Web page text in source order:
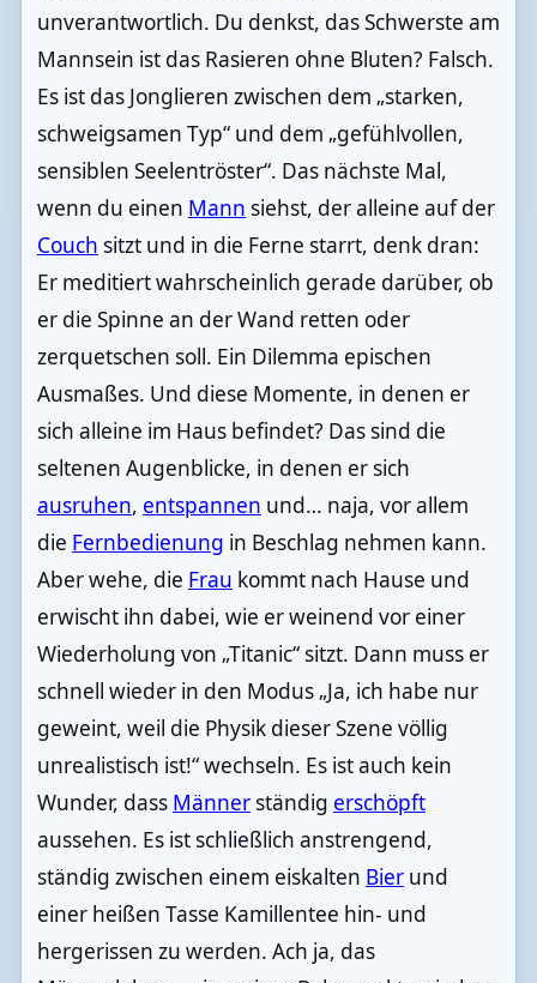
unverantwortlich. Du denkst, das Schwerste am
Mannsein ist das Rasieren ohne Bluten? Falsch.
Es ist das Jonglieren zwischen dem „starken,
schweigsamen Typ“ und dem „gefühlvollen,
sensiblen Seelentröster“. Das nächste Mal,
wenn du einen Mann siehst, der alleine auf der
Couch sitzt und in die Ferne starrt, denk dran:
Er meditiert wahrscheinlich gerade darüber, ob
er die Spinne an der Wand retten oder
zerquetschen soll. Ein Dilemma epischen
Ausmaßes. Und diese Momente, in denen er
sich alleine im Haus befindet? Das sind die
seltenen Augenblicke, in denen er sich
ausruhen, entspannen und… naja, vor allem
die Fernbedienung in Beschlag nehmen kann.
Aber wehe, die Frau kommt nach Hause und
erwischt ihn dabei, wie er weinend vor einer
Wiederholung von „Titanic“ sitzt. Dann muss er
schnell wieder in den Modus „Ja, ich habe nur
geweint, weil die Physik dieser Szene völlig
unrealistisch ist!“ wechseln. Es ist auch kein
Wunder, dass Männerständig erschöpft
aussehen. Es ist schließlich anstrengend,
ständig zwischen einem eiskalten Bierund
einer heißen Tasse Kamillentee hin- und
hergerissen zu werden. Ach ja, das